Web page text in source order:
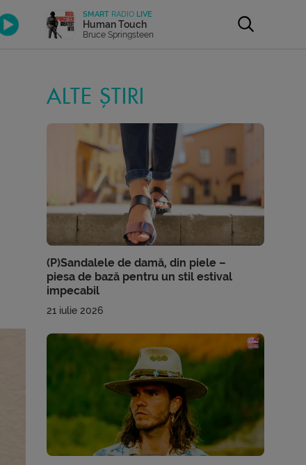
SMART RADIO LIVE
Human Touch
Bruce Springsteen
ALTE ȘTIRI
(P)Sandalele de damă, din piele –
piesa de bază pentru un stil estival
impecabil
21 iulie 2026